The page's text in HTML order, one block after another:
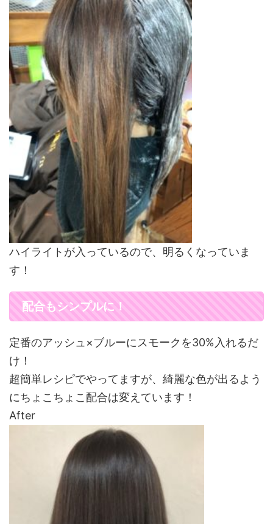
ハイライトが入っているので、明るくなっていま
す！
配合もシンプルに！
定番のアッシュ×ブルーにスモークを30%入れるだ
け！
超簡単レシピでやってますが、綺麗な色が出るよう
にちょこちょこ配合は変えています！
After